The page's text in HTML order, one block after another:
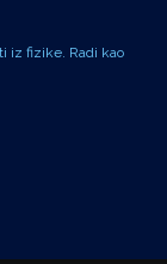
iz fizike. Radi kao